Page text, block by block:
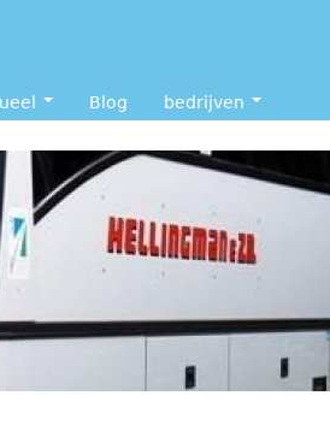
Blog bedrijven